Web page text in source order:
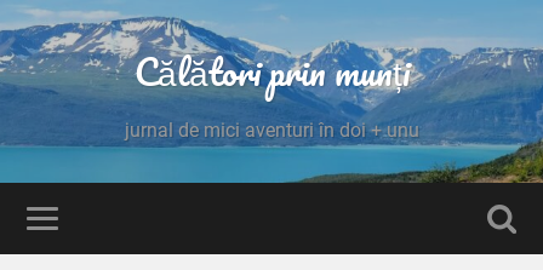
Călători prin munți
jurnal de mici aventuri în doi + unu